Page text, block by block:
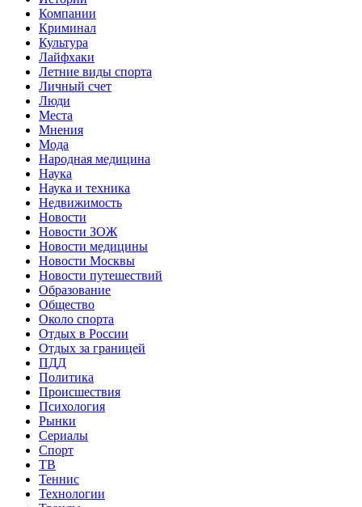
Компании
Криминал
Культура
Лайфхаки
Летние виды спорта
Личный счет
Люди
Места
Мнения
Мода
Народная медицина
Наука
Наука и техника
Недвижимость
Новости
Новости ЗОЖ
Новости медицины
Новости Москвы
Новости путешествий
Образование
Общество
Около спорта
Отдых в России
Отдых за границей
ПДД
Политика
Происшествия
Психология
Рынки
Сериалы
Спорт
ТВ
Теннис
Технологии